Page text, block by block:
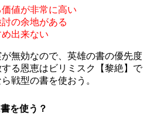
値が非常に高い
の余地がある
出来ない
が無効なので、英雄の書の優先度
る恩恵はビリミスク【黎絶】で
戦型の書を使おう。
を使う？